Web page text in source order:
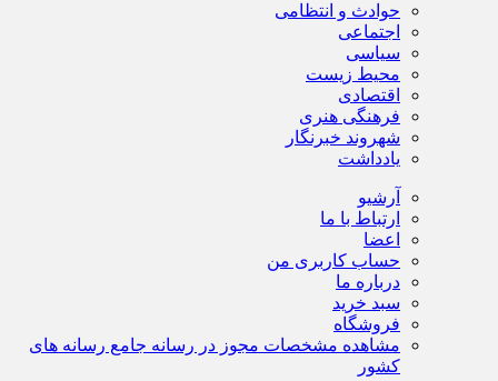
حوادث و انتظامی
اجتماعی
سیاسی
محیط زیست
اقتصادی
فرهنگی هنری
شهروند خبرنگار
یادداشت
آرشیو
ارتباط با ما
اعضا
حساب کاربری من
درباره ما
سبد خرید
فروشگاه
مشاهده مشخصات مجوز در رسانه جامع رسانه های
کشور